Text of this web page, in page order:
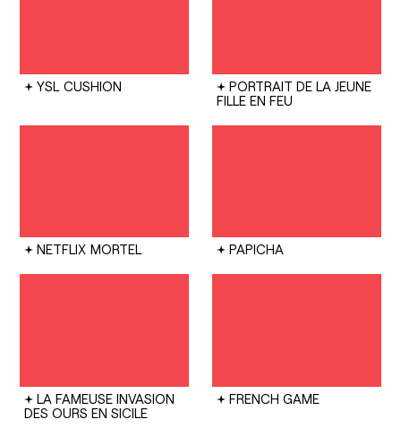
YSL CUSHION
PORTRAIT DE LA JEUNE
FILLE EN FEU
NETFLIX MORTEL PAPICHA
LA FAMEUSE INVASION
DES OURS EN SICILE
FRENCH GAME